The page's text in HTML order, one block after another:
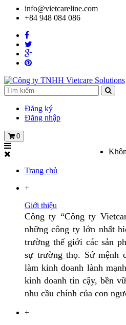
info@vietcareline.com
+84 948 084 086
Đăng ký
Đăng nhập
0
Trang chủ
+
Giới thiệu
Công ty “Công ty
những công ty lớn nhất
trường thế giới các sản
sự trường thọ. Sứ mệnh
làm kinh doanh lành
kinh doanh tin cậy, bền
nhu cầu chính của con
+